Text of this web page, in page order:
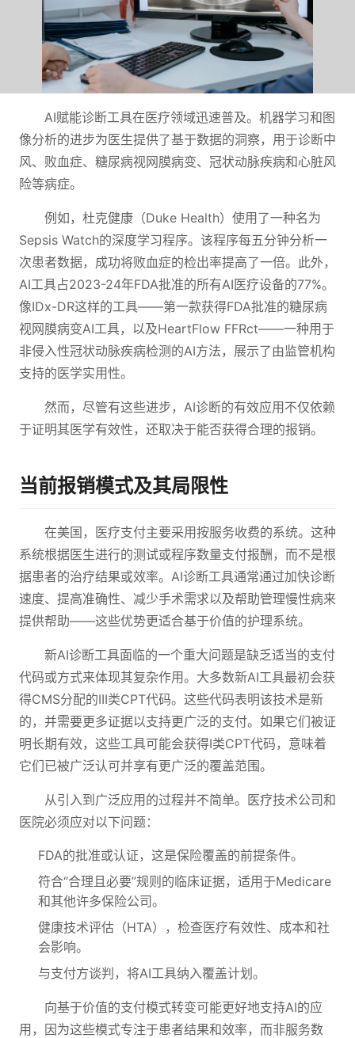
AI赋能诊断工具在医疗领域迅速普及。机器学习和图
像分析的进步为医生提供了基于数据的洞察，用于诊断中
风、败血症、糖尿病视网膜病变、冠状动脉疾病和心脏风
险等病症。
例如，杜克健康（Duke Health）使用了一种名为
Sepsis Watch的深度学习程序。该程序每五分钟分析一
次患者数据，成功将败血症的检出率提高了一倍。此外，
AI工具占2023-24年FDA批准的所有AI医疗设备的77%。
像IDx-DR这样的工具——第一款获得FDA批准的糖尿病
视网膜病变AI工具，以及HeartFlow FFRct——一种用于
非侵入性冠状动脉疾病检测的AI方法，展示了由监管机构
支持的医学实用性。
然而，尽管有这些进步，AI诊断的有效应用不仅依赖
于证明其医学有效性，还取决于能否获得合理的报销。
当前报销模式及其局限性
在美国，医疗支付主要采用按服务收费的系统。这种
系统根据医生进行的测试或程序数量支付报酬，而不是根
据患者的治疗结果或效率。AI诊断工具通常通过加快诊断
速度、提高准确性、减少手术需求以及帮助管理慢性病来
提供帮助——这些优势更适合基于价值的护理系统。
新AI诊断工具面临的一个重大问题是缺乏适当的支付
代码或方式来体现其复杂作用。大多数新AI工具最初会获
得CMS分配的III类CPT代码。这些代码表明该技术是新
的，并需要更多证据以支持更广泛的支付。如果它们被证
明长期有效，这些工具可能会获得I类CPT代码，意味着
它们已被广泛认可并享有更广泛的覆盖范围。
从引入到广泛应用的过程并不简单。医疗技术公司和
医院必须应对以下问题：
FDA的批准或认证，这是保险覆盖的前提条件。
符合“合理且必要”规则的临床证据，适用于Medicare
和其他许多保险公司。
健康技术评估（HTA），检查医疗有效性、成本和社
会影响。
与支付方谈判，将AI工具纳入覆盖计划。
向基于价值的支付模式转变可能更好地支持AI的应
用，因为这些模式专注于患者结果和效率，而非服务数